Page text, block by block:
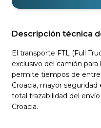
Descripción técnica
El transporte FTL (Full
exclusivo del camión
permite tiempos de
Croacia, mayor seguridad
total trazabilidad del
Croacia.